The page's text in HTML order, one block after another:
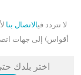
لا تتردد فيالاتصال بنا
أقواس) إلى جهات
اختر بلدك